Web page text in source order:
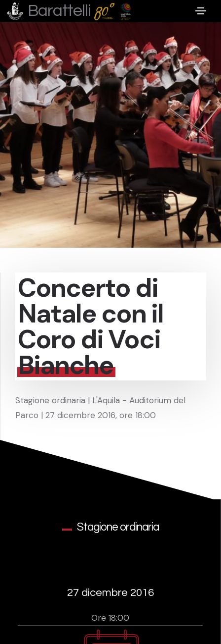
Barattelli
Concerto di
Natale con il
Coro di Voci
Bianche
Stagione ordinaria | L'Aquila - Auditorium del
Parco | 27 dicembre 2016, ore 18:00
Stagione ordinaria
27 dicembre 2016
Ore 18:00